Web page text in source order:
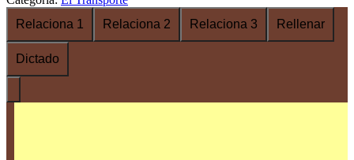
Relaciona 1
Relaciona 2 Relaciona 3 Rellenar
Dictado